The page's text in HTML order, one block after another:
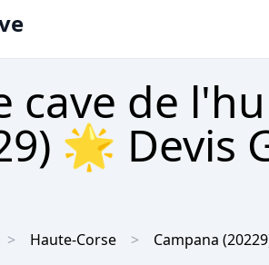
cave de
🌟 Devis
Haute-Corse Campana